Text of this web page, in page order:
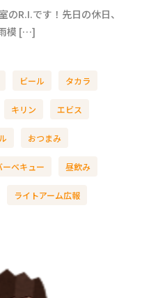
のR.I.です！先日の休日、
模 […]
ビール タカラ
キリン エビス
おつまみ
ーベキュー 昼飲み
ライトアーム広報